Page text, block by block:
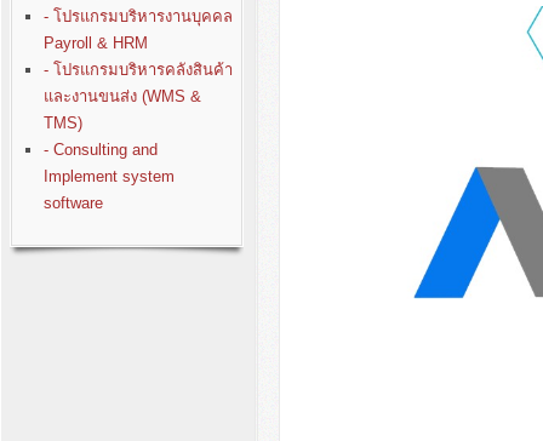
- โปรแกรมบริหารงานบุคคล
Payroll & HRM
- โปรแกรมบริหารคลังสินค้า
และงานขนส่ง (WMS &
TMS)
- Consulting and
Implement system
software